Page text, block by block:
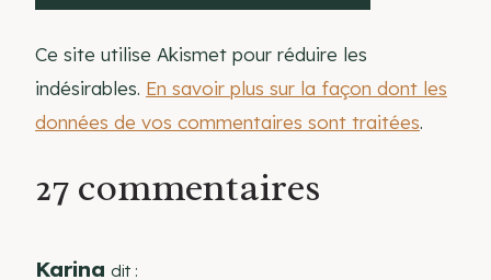
Ce site utilise Akismet pour réduire les
indésirables. En savoir plus sur la façon dont les
données de vos commentaires sont traitées.
27 commentaires
Karina dit :